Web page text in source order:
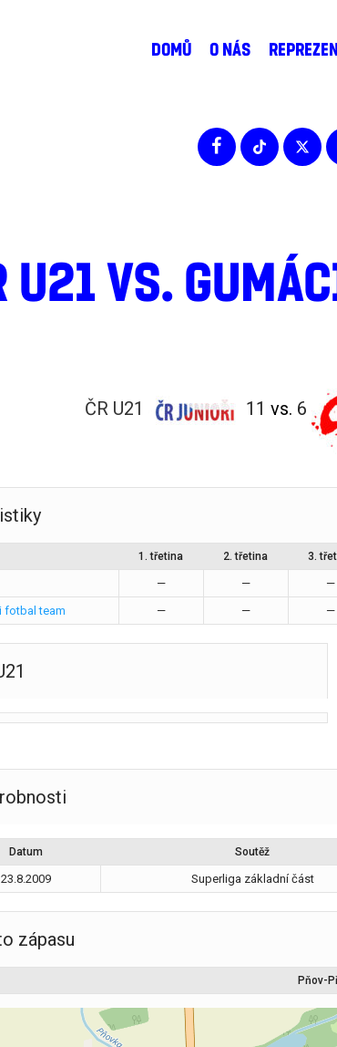
DOMŮ O NÁS
U21 VS.
ČR U21 11 vs. 6
1. třetina 2. třetina 3.
— — —
fotbal team
— — —
Datum Soutěž
23.8.2009 Superliga základní část
zápasu
Pňov-